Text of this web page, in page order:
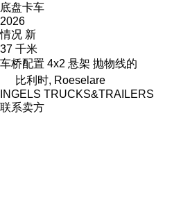
底盘卡车
2026
情况 新
37 千米
车桥配置 4x2 悬架 抛物线的
比利时, Roeselare
INGELS TRUCKS&TRAILERS
联系卖方